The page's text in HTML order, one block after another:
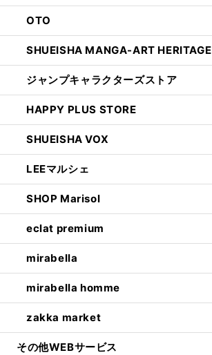
OTO
SHUEISHA MANGA-ART HERITAGE
ジャンプキャラクターズストア
HAPPY PLUS STORE
SHUEISHA VOX
LEEマルシェ
SHOP Marisol
eclat premium
mirabella
mirabella homme
zakka market
その他WEBサービス